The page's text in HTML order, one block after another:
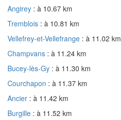
Angirey : à 10.67 km
Tremblois : à 10.81 km
Vellefrey-et-Vellefrange : à 11.02 km
Champvans : à 11.24 km
Bucey-lès-Gy : à 11.30 km
Courchapon : à 11.37 km
Ancier : à 11.42 km
Burgille : à 11.52 km